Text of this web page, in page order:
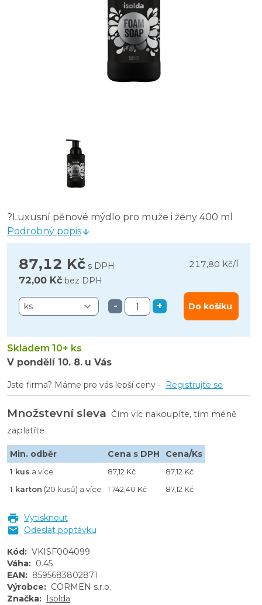
?Luxusní pěnové mýdlo pro muže i ženy 400 ml
Podrobný popis
87,12 Kč s DPH 217,80 Kč/
72,00 Kč bez DPH
- + Do košíku
Skladem 10+ ks
V pondělí 10. 8. u Vás
Jste firma? Máme pro vás lepší ceny - Registrujte se
Množstevní sleva Čím víc nakoupíte, tím méně
zaplatíte
Min. odběr Cena s DPH Cena/Ks
1 kus a více 87,12 Kč
87,12 Kč
1 karton (20 kusů) a více 1 742,40 Kč 87,12 Kč
Vytisknout
Odeslat poptávku
Kód: VKISF004099
Váha: 0.45
EAN: 8595683802871
Výrobce: CORMEN s.r.o.
Značka: Isolda